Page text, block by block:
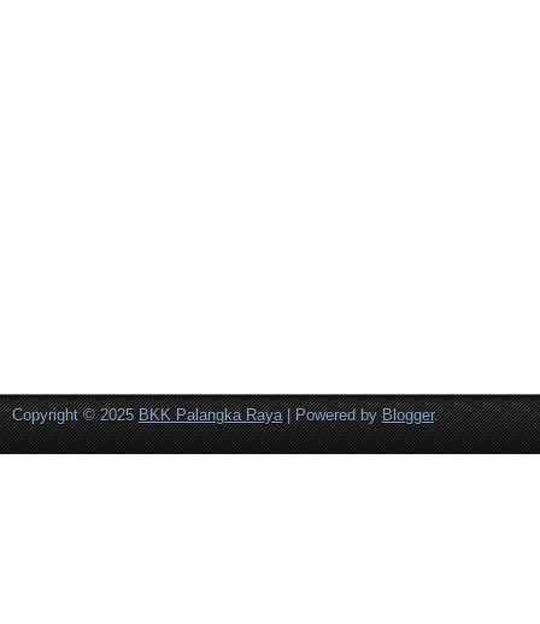
Copyright © 2025BKK Palangka Raya| Powered byBlogger.